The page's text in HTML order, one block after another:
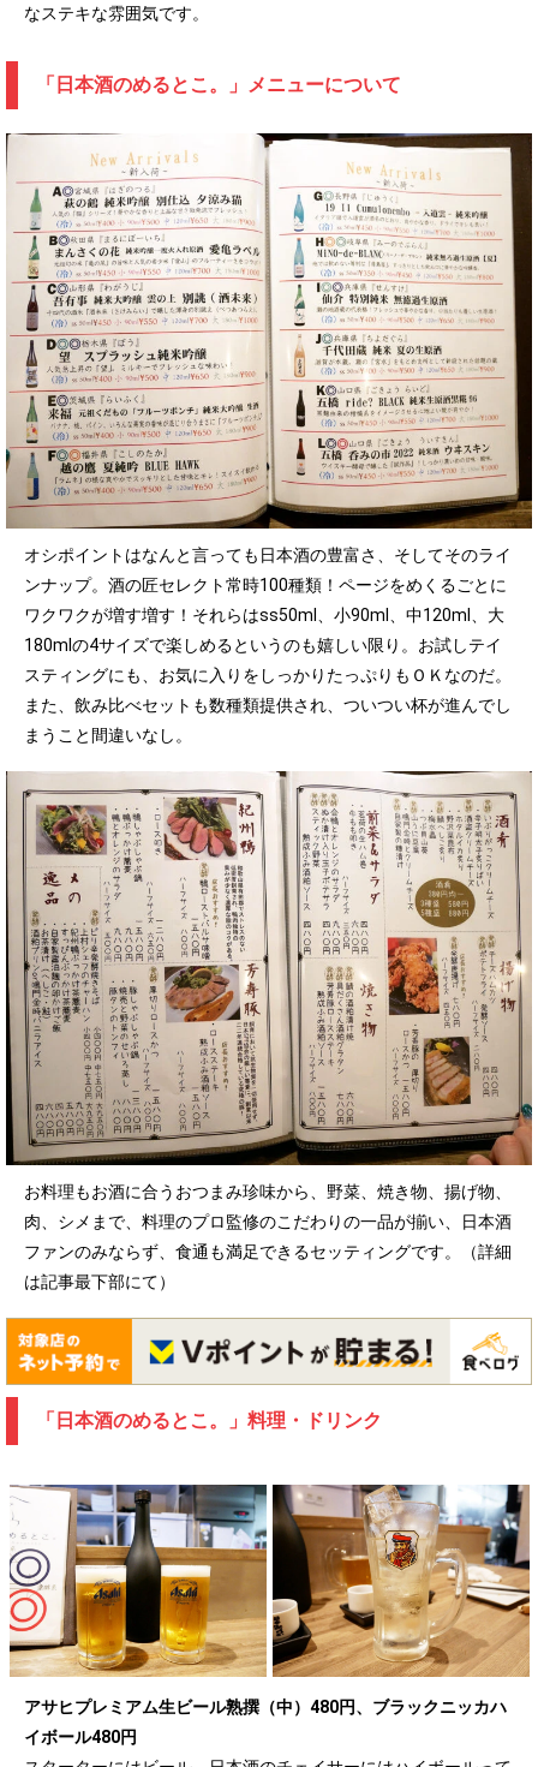
なステキな雰囲気です。
「日本酒のめるとこ。」メニューについて
オシポイントはなんと言っても日本酒の豊富さ、そしてそのライ
ンナップ。酒の匠セレクト常時100種類！ページをめくるごとに
ワクワクが増す増す！それらはss50ml、小90ml、中120ml、大
180mlの4サイズで楽しめるというのも嬉しい限り。お試しテイ
スティングにも、お気に入りをしっかりたっぷりもＯＫなのだ。
また、飲み比べセットも数種類提供され、ついつい杯が進んでし
まうこと間違いなし。
お料理もお酒に合うおつまみ珍味から、野菜、焼き物、揚げ物、
肉、シメまで、料理のプロ監修のこだわりの一品が揃い、日本酒
ファンのみならず、食通も満足できるセッティングです。（詳細
は記事最下部にて）
「日本酒のめるとこ。」料理・ドリンク
アサヒプレミアム生ビール熟撰（中）480円、ブラックニッカハ
イボール480円